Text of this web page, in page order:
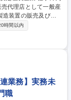
代理店として一般産
造装置の販売及びメ
します。 ◆販売
発送 ◆受発注入力業
して研修を受けて
います。しっかりと
だく事が可能です。
時間以内
業務】実務未
職